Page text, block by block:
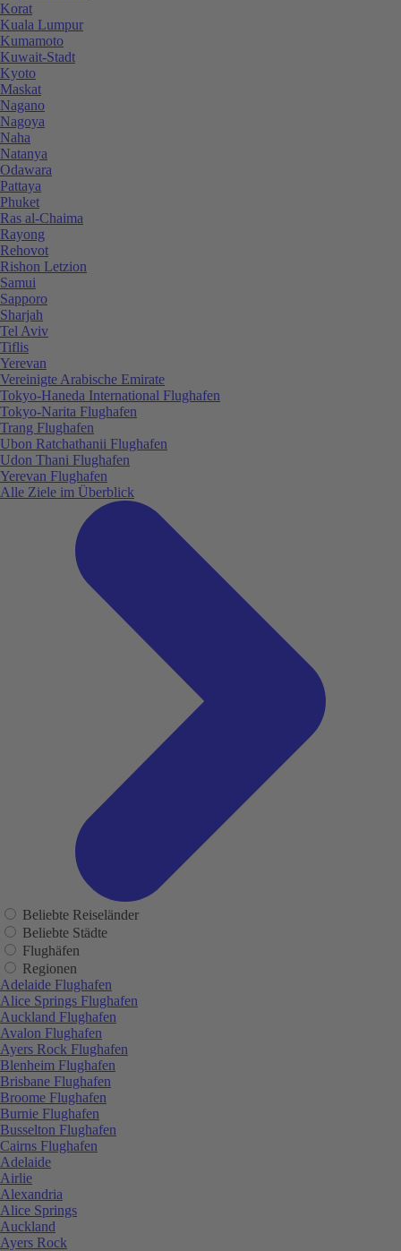
Korat
Kuala Lumpur
Kumamoto
Kuwait-Stadt
Kyoto
Maskat
Nagano
Nagoya
Naha
Natanya
Odawara
Pattaya
Phuket
Ras al-Chaima
Rayong
Rehovot
Rishon Letzion
Samui
Sapporo
Sharjah
Tel Aviv
Tiflis
Yerevan
Vereinigte Arabische Emirate
Tokyo-Haneda International Flughafen
Tokyo-Narita Flughafen
Trang Flughafen
Ubon Ratchathanii Flughafen
Udon Thani Flughafen
Yerevan Flughafen
Alle Ziele im Überblick
Beliebte Reiseländer
Beliebte Städte
Flughäfen
Regionen
Adelaide Flughafen
Alice Springs Flughafen
Auckland Flughafen
Avalon Flughafen
Ayers Rock Flughafen
Blenheim Flughafen
Brisbane Flughafen
Broome Flughafen
Burnie Flughafen
Busselton Flughafen
Cairns Flughafen
Adelaide
Airlie
Alexandria
Alice Springs
Auckland
Ayers Rock